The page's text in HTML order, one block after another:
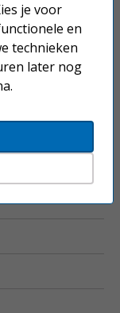
je voor
en
technieken
later nog